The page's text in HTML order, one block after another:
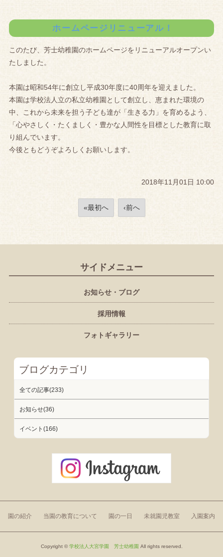
ホームページリニューアル！
このたび、芳士幼稚園のホームページをリニューアルオープンい
たしました。
本園は昭和54年に創立し平成30年度に40周年を迎えました。
本園は学校法人立の私立幼稚園として創立し、恵まれた環境の
中、これから未来を担う子ども達が「生きる力」を育めるよう、
「心やさしく・たくましく・豊かな人間性を目標とした教育に取
り組んでいます。
今後ともどうぞよろしくお願いします。
2018年11月01日 10:00
«最初へ ‹前へ
サイドメニュー
お知らせ・ブログ
採用情報
フォトギャラリー
ブログカテゴリ
全ての記事(233)
お知らせ(36)
イベント(166)
園の紹介 当園の教育について 園の一日 未就園児教室 入園案内
Copyright ©学校法人大宮学園 芳士幼稚園 All rights reserved.